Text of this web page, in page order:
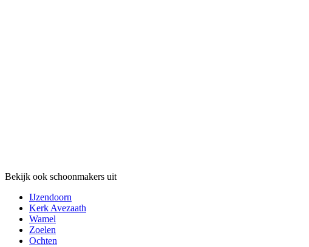
Bekijk ook schoonmakers uit
IJzendoorn
Kerk Avezaath
Wamel
Zoelen
Ochten